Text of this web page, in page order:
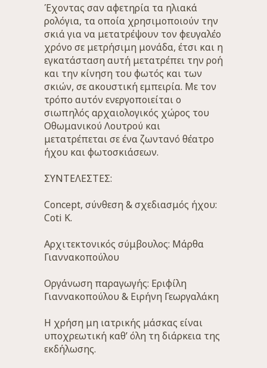
Έχοντας σαν αφετηρία τα ηλιακά
ρολόγια, τα οποία χρησιμοποιούν την
σκιά για να μετατρέψουν τον φευγαλέο
χρόνο σε μετρήσιμη μονάδα, έτσι και η
εγκατάσταση αυτή μετατρέπει την ροή
και την κίνηση του φωτός και των
σκιών, σε ακουστική εμπειρία. Με τον
τρόπο αυτόν ενεργοποιείται ο
σιωπηλός αρχαιολογικός χώρος του
Οθωμανικού Λουτρού και
μετατρέπεται σε ένα ζωντανό θέατρο
ήχου και φωτοσκιάσεων.
ΣΥΝΤΕΛΕΣΤΕΣ:
Concept, σύνθεση & σχεδιασμός ήχου:
Coti K.
Αρχιτεκτονικός σύμβουλος: Μάρθα
Γιαννακοπούλου
Οργάνωση παραγωγής: Εριφίλη
Γιαννακοπούλου & Ειρήνη Γεωργαλάκη
Η χρήση μη ιατρικής μάσκας είναι
υποχρεωτική καθ’ όλη τη διάρκεια της
εκδήλωσης.